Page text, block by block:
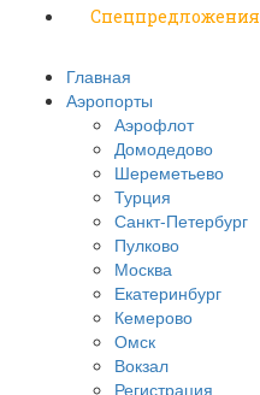
Спецпредложения
Главная
Аэропорты
Аэрофлот
Домодедово
Шереметьево
Турция
Санкт-Петербург
Пулково
Москва
Екатеринбург
Кемерово
Омск
Вокзал
Регистрация